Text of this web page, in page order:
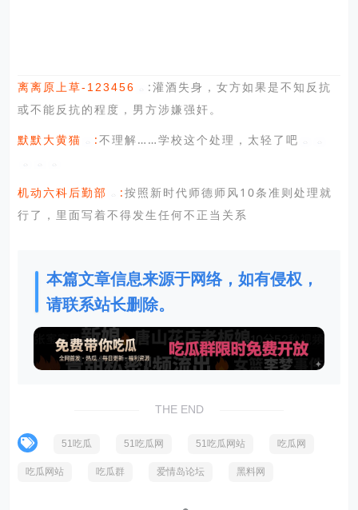
离离原上草-123456
:灌酒失身，女方如果是不知反抗
或不能反抗的程度，男方涉嫌强奸。
默默大黄猫
:不理解……学校这个处理，太轻了吧
机动六科后勤部 :按照新时代师德师风10条准则处理就
行了，里面写着不得发生任何不正当关系
本篇文章信息来源于网络，如有侵权，
请联系站长删除。
THE END
51吃瓜 51吃瓜网 51吃瓜网站 吃瓜网
吃瓜网站 吃瓜群 爱情岛论坛 黑料网